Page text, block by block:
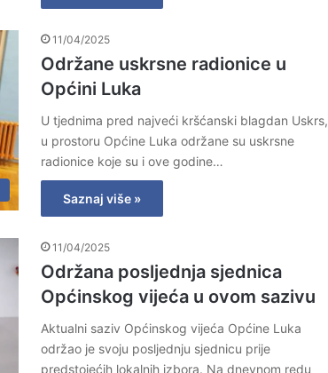
11/04/2025
Održane uskrsne radionice u
Općini Luka
U tjednima pred najveći kršćanski blagdan Uskrs,
u prostoru Općine Luka održane su uskrsne
radionice koje su i ove godine…
Saznaj više »
11/04/2025
Održana posljednja sjednica
Općinskog vijeća u ovom sazivu
Aktualni saziv Općinskog vijeća Općine Luka
održao je svoju posljednju sjednicu prije
predstojećih lokalnih izbora. Na dnevnom redu